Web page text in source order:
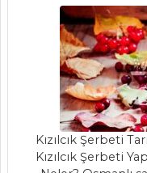
Kızılcık Şerbeti
Kızılcık Şerbeti